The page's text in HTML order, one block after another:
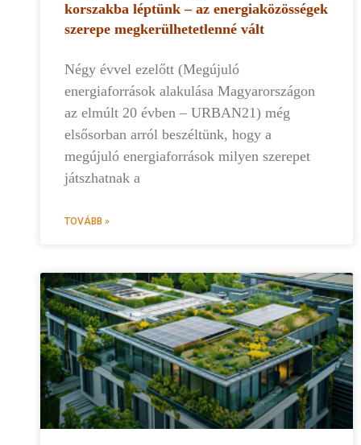
korszakba léptünk – az energiaközösségek
szerepe megkerülhetetlenné vált
Négy évvel ezelőtt (Megújuló
energiaforrások alakulása Magyarországon
az elmúlt 20 évben – URBAN21) még
elsősorban arról beszéltünk, hogy a
megújuló energiaforrások milyen szerepet
játszhatnak a
TOVÁBB »